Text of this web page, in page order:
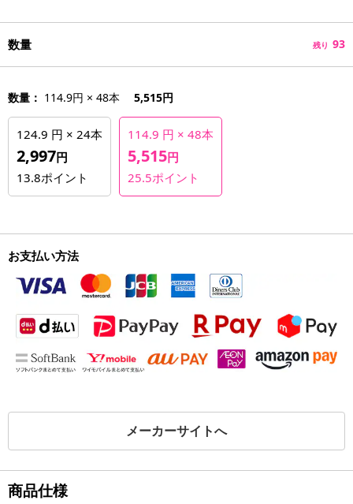
数量 残り 93
数量： 114.9円 × 48本 5,515円
124.9 円 × 24本
2,997円
13.8ポイント
114.9 円 × 48本
5,515円
25.5ポイント
お支払い方法
メーカーサイトへ
商品仕様